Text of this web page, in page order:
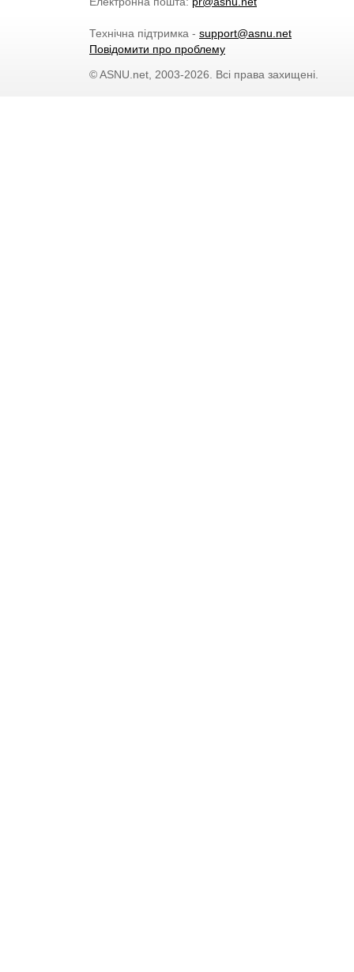
Технічна підтримка - support@asnu.net
Повідомити про проблему
© ASNU.net, 2003-2026. Всі права захищені.